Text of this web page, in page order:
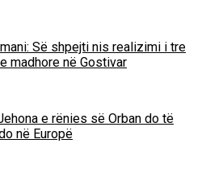
Së shpejti nis realizimi i tre
madhore në Gostivar
e rënies së Orban do të
në Europë